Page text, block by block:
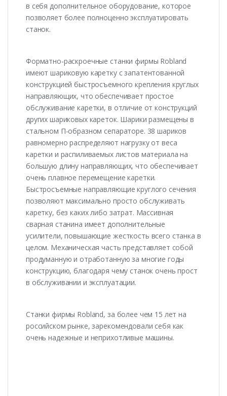
в себя дополнительное оборудование, которое
позволяет более полноценно эксплуатировать
станок.
Форматно-раскроечные станки фирмы Robland
имеют шариковую каретку с запатентованной
конструкцией быстросъемного крепления круглых
направляющих, что обеспечивает простое
обслуживание каретки, в отличие от конструкций
других шариковых кареток. Шарики размещены в
стальном П-образном сепараторе. 38 шариков
равномерно распределяют нагрузку от веса
каретки и распиливаемых листов материала на
большую длину направляющих, что обеспечивает
очень плавное перемещение каретки.
Быстросъемные направляющие круглого сечения
позволяют максимально просто обслуживать
каретку, без каких либо затрат. Массивная
сварная станина имеет дополнительные
усилители, повышающие жесткость всего станка в
целом. Механическая часть представляет собой
продуманную и отработанную за многие годы
конструкцию, благодаря чему станок очень прост
в обслуживании и эксплуатации.
Станки фирмы Robland, за более чем 15 лет на
российском рынке, зарекомендовали себя как
очень надежные и неприхотливые машины.